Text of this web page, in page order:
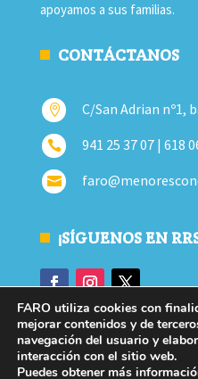
apoyamos a sus familias.
CONTÁCTANOS
 C/San Adrian nº1,
 941 25 37 07 | 618

¡SÍGUENOS EN
FARO utiliza cookies con
mejorar contenidos y de
navegación del usuario y
interacción con el sitio web.
Puedes obtener más